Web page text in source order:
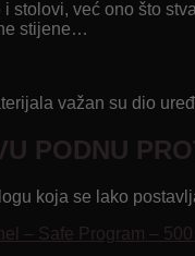
stolovi, već ono što
stijene…
važan su dio
PODNU
koja se lako
– Safe Program –